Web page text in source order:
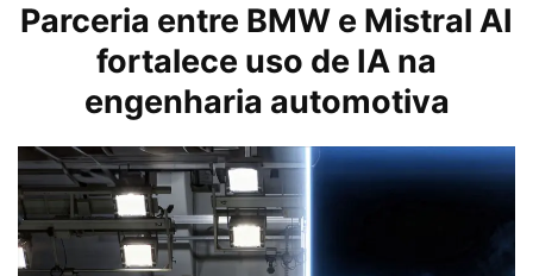
Parceria entre BMW e Mistral AI
fortalece uso de IA na
engenharia automotiva